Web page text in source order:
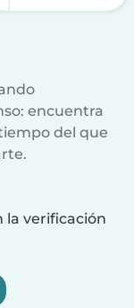
encuentra
del que
la verificación